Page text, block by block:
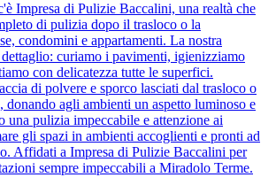
Impresa di Pulizie Baccalini, una realtà che
di pulizia dopo il trasloco o la
condomini e appartamenti. La nostra
curiamo i pavimenti, igienizziamo
con delicatezza tutte le superfici.
di polvere e sporco lasciati dal trasloco o
donando agli ambienti un aspetto luminoso e
una pulizia impeccabile e attenzione ai
gli spazi in ambienti accoglienti e pronti ad
Affidati a Impresa di Pulizie Baccalini per
sempre impeccabili a Miradolo Terme.